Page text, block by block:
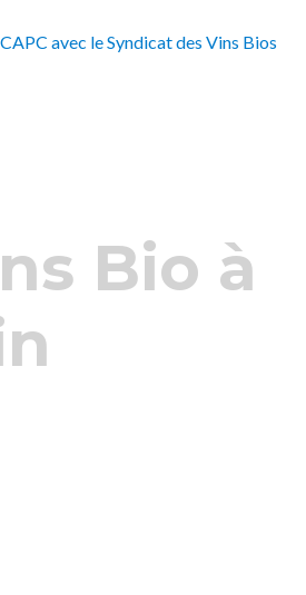
avec leSyndicat des Vins Bios
Bio à